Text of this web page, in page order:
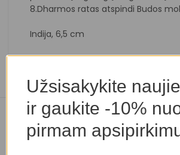
8.Dharmos ratas atspindi Budos
Indija, 6,5 cm
Panašios prekės
Užsisakykite
ir gaukite -10%
pirmam